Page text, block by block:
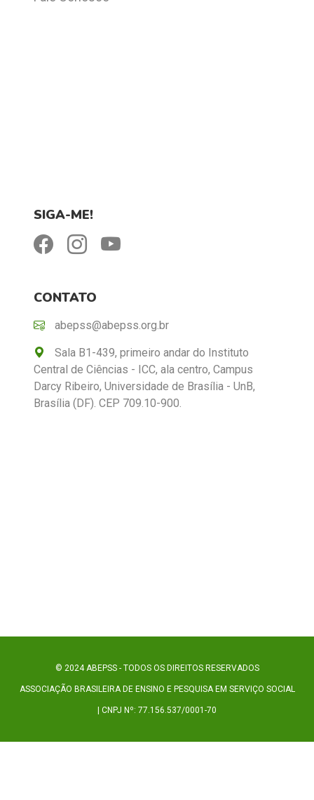
SIGA-ME!
CONTATO
abepss@abepss.org.br
Sala B1-439, primeiro andar do Instituto
Central de Ciências - ICC, ala centro, Campus
Darcy Ribeiro, Universidade de Brasília - UnB,
Brasília (DF). CEP 709.10-900.
© 2024 ABEPSS - TODOS OS DIREITOS RESERVADOS
ASSOCIAÇÃO BRASILEIRA DE ENSINO E PESQUISA EM SERVIÇO SOCIAL
| CNPJ Nº: 77.156.537/0001-70